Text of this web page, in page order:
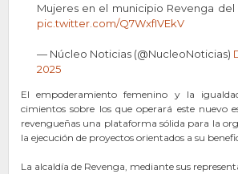
Mujeres en el municipio Revenga del
pic.twitter.com/Q7WxfIVEkV
— Núcleo Noticias (@NucleoNoticias)
2025
El empoderamiento femenino y la
cimientos sobre los que operará este nuevo
revengueñas una plataforma sólida para la
la ejecución de proyectos orientados a su
La alcaldía de Revenga, mediante sus